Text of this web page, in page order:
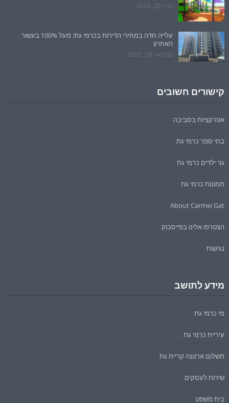
מרץ 25, 2025
עלייה חדה במחירי הדירות בכרמי גת: מעל 100% בעשור
האחרון
פברואר 28, 2025
קישורים חשובים
אטרקציות בסביבה
בתי ספר כרמי גת
גני ילדים כרמי גת
תמונות כרמי גת
About Carmei Gat
הצטרפו אלינו בפייסבוק
נגישות
מידע לתושב
מי כרמי גת
עיריית כרמי גת
תשלום ארנונה קריית גת
שירות לעסקים
בית משפט